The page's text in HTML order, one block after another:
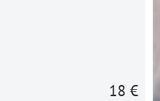
18 €